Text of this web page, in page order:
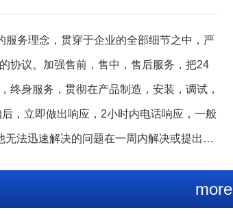
服务理念，贯穿于企业的全部细节之中，严
协议。加强售前，售中，售后服务，把24
终身服务，贯彻在产品制造，安装，调试，
，立即做出响应，2小时内电话响应，一般
法迅速解决的问题在一周内解决或提出明
时或其它原因服务问题引起的用户损失由我
more